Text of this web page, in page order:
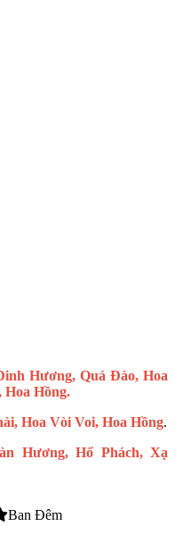
Hương, Quả Đào, Hoa
Hồng.
Hoa Vòi Voi, Hoa Hồng.
Hương, Hổ Phách, Xạ
Ban Đêm